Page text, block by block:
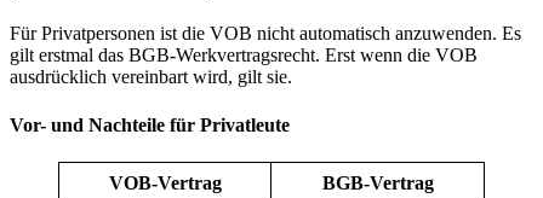
Für Privatpersonen ist die VOB nicht automatisch anzuwenden. Es
gilt erstmal das BGB-Werkvertragsrecht. Erst wenn die VOB
ausdrücklich vereinbart wird, gilt sie.
Vor- und Nachteile für Privatleute
VOB-Vertrag BGB-Vertrag